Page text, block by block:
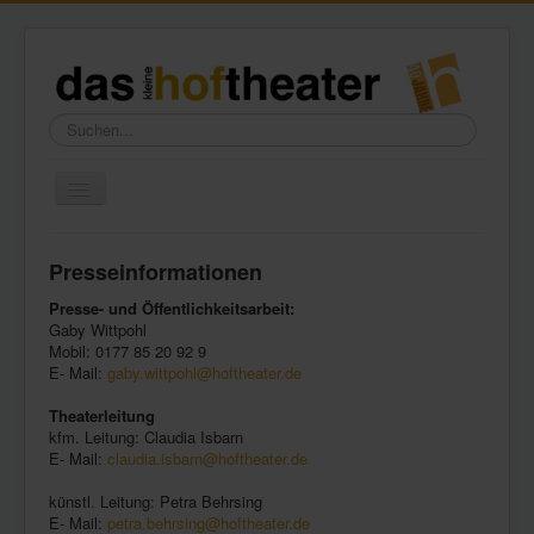
Suchen...
Freundeskreis
Galerie
Presse
Kontakt
Presseinformationen
Presse- und Öffentlichkeitsarbeit:
Gaby Wittpohl
Mobil: 0177 85 20 92 9
E- Mail: gaby.wittpohl@hoftheater.de
Theaterleitung
kfm. Leitung: Claudia Isbarn
E- Mail: claudia.isbarn@hoftheater.de
künstl. Leitung: Petra Behrsing
E- Mail: petra.behrsing@hoftheater.de